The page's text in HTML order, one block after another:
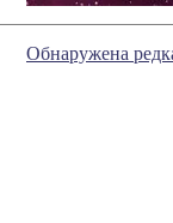
Обнаружена